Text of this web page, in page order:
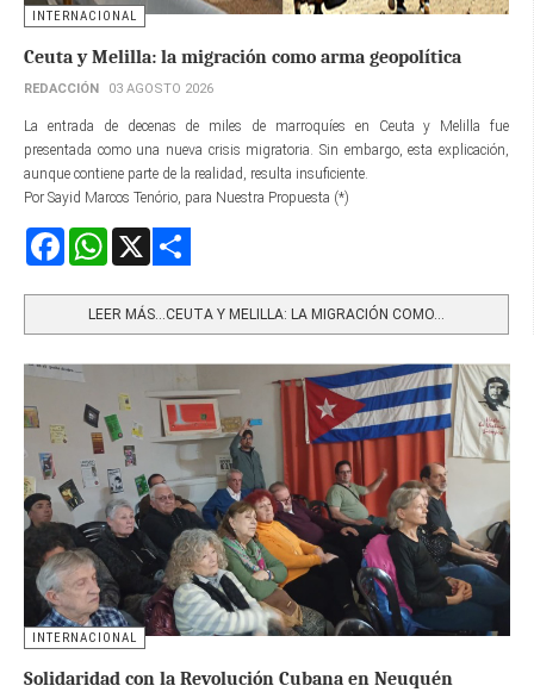
INTERNACIONAL
Ceuta y Melilla: la migración como arma geopolítica
REDACCIÓN 03 AGOSTO 2026
La entrada de decenas de miles de marroquíes en Ceuta y Melilla fue
presentada como una nueva crisis migratoria. Sin embargo, esta explicación,
aunque contiene parte de la realidad, resulta insuficiente.
Por Sayid Marcos Tenório, para Nuestra Propuesta (*)
FacebookWhatsApp
LEER MÁS…CEUTA Y MELILLA: LA MIGRACIÓN COMO...
INTERNACIONAL
Solidaridad con la Revolución Cubana en Neuquén